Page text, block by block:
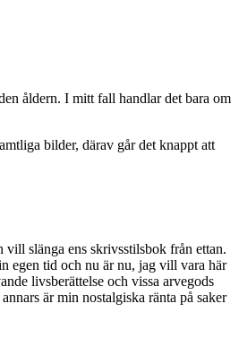
åldern. I mitt fall handlar det bara om
bilder, därav går det knappt att
vill slänga ens skrivsstilsbok från ettan.
egen tid och nu är nu, jag vill vara här
livsberättelse och vissa arvegods
är min nostalgiska ränta på saker